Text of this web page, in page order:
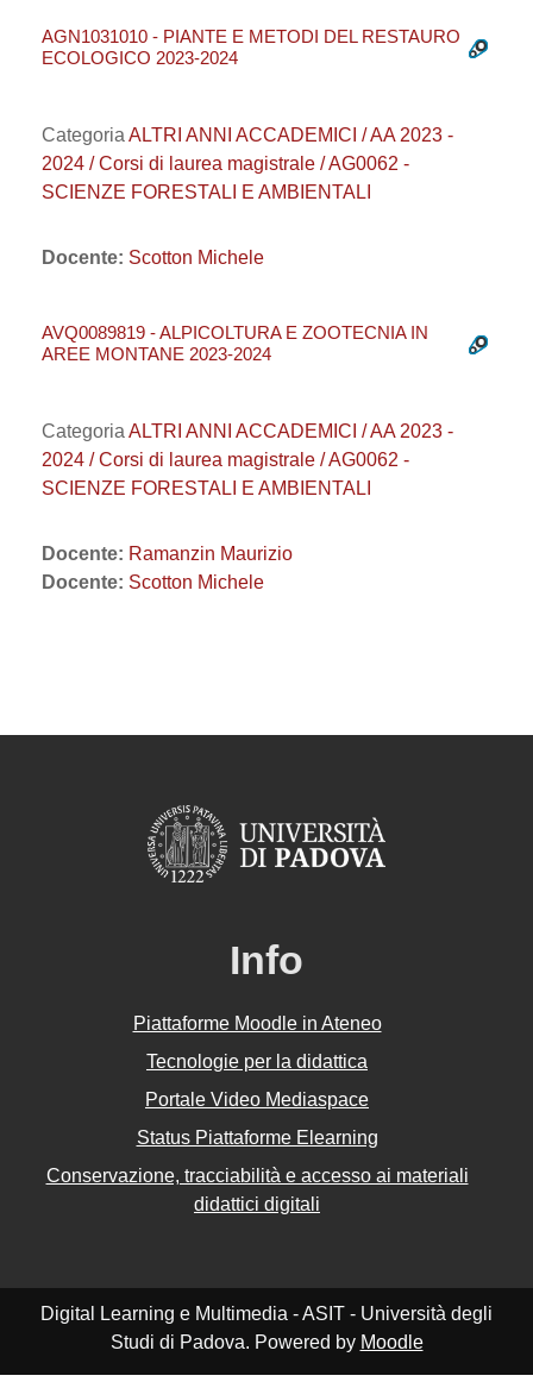
AGN1031010 - PIANTE E METODI DEL RESTAURO
ECOLOGICO 2023-2024
Categoria ALTRI ANNI ACCADEMICI / AA 2023 -
2024 / Corsi di laurea magistrale / AG0062 -
SCIENZE FORESTALI E AMBIENTALI
Docente: Scotton Michele
AVQ0089819 - ALPICOLTURA E ZOOTECNIA IN
AREE MONTANE 2023-2024
Categoria ALTRI ANNI ACCADEMICI / AA 2023 -
2024 / Corsi di laurea magistrale / AG0062 -
SCIENZE FORESTALI E AMBIENTALI
Docente: Ramanzin Maurizio
Docente: Scotton Michele
Info
Piattaforme Moodle in Ateneo
Tecnologie per la didattica
Portale Video Mediaspace
Status Piattaforme Elearning
Conservazione, tracciabilità e accesso ai materiali
didattici digitali
Digital Learning e Multimedia - ASIT - Università degli
Studi di Padova. Powered by Moodle